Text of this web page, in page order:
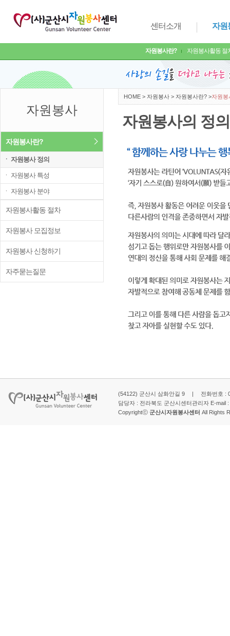
센터소개 자원
자원봉사란? 자원봉사활동 절
자원봉사
자원봉사란?
ㆍ 자원봉사 정의
ㆍ 자원봉사 특성
ㆍ 자원봉사 분야
자원봉사활동 절차
자원봉사 모집정보
자원봉사 신청하기
자주묻는질문
HOME > 자원봉사 > 자원봉사란? >자원봉
자원봉사의 정의
(54122) 군산시 삼화안길 9 | 전화번호 :
담당자 : 전라북도 군산시센터관리자 E-mail :
Copyrightⓒ 군산시자원봉사센터 All Rights